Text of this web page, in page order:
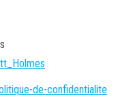
de-confidentialite